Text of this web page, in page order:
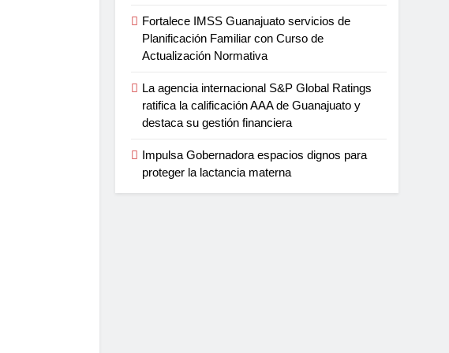
Fortalece IMSS Guanajuato servicios de
Planificación Familiar con Curso de
Actualización Normativa
La agencia internacional S&P Global Ratings
ratifica la calificación AAA de Guanajuato y
destaca su gestión financiera
Impulsa Gobernadora espacios dignos para
proteger la lactancia materna